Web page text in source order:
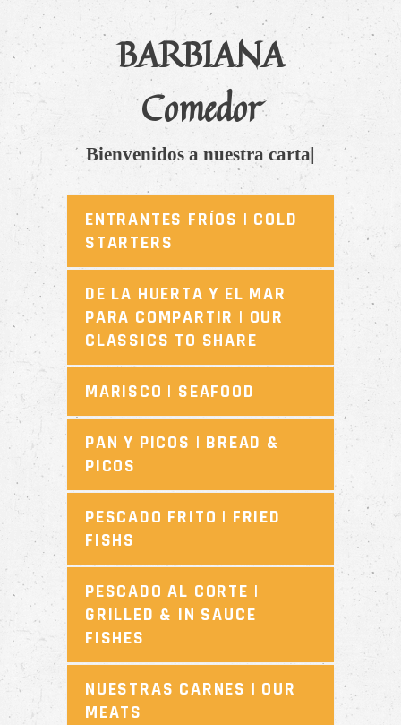
BARBIANA
Comedor
Bienvenidos a nuestra carta|
ENTRANTES FRÍOS | COLD
STARTERS
DE LA HUERTA Y EL MAR
PARA COMPARTIR | OUR
CLASSICS TO SHARE
MARISCO | SEAFOOD
PAN Y PICOS | BREAD &
PICOS
PESCADO FRITO | FRIED
FISHS
PESCADO AL CORTE |
GRILLED & IN SAUCE
FISHES
NUESTRAS CARNES | OUR
MEATS